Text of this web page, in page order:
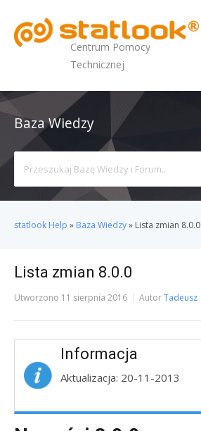
Centrum Pomocy
Technicznej
Baza Wiedzy
For
statlook Help » Baza Wiedzy» Lista zmian 8.0.0
Lista zmian 8.0.0
Utworzono 11 sierpnia 2016 AutorTadeusz
Informacja
Aktualizacja: 20-11-2013